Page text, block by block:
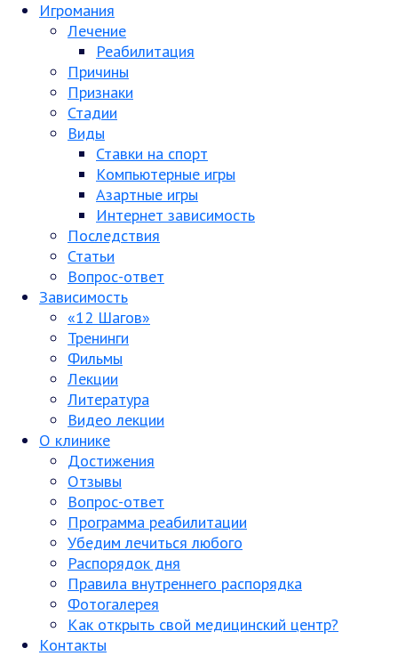
Игромания
Лечение
Реабилитация
Причины
Признаки
Стадии
Виды
Ставки на спорт
Компьютерные игры
Азартные игры
Интернет зависимость
Последствия
Статьи
Вопрос-ответ
Зависимость
«12 Шагов»
Тренинги
Фильмы
Лекции
Литература
Видео лекции
О клинике
Достижения
Отзывы
Вопрос-ответ
Программа реабилитации
Убедим лечиться любого
Распорядок дня
Правила внутреннего распорядка
Фотогалерея
Как открыть свой медицинский центр?
Контакты